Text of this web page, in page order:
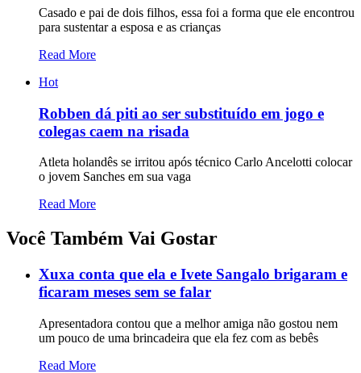
Casado e pai de dois filhos, essa foi a forma que ele encontrou
para sustentar a esposa e as crianças
Read More
Hot
Robben dá piti ao ser substituído em jogo e
colegas caem na risada
Atleta holandês se irritou após técnico Carlo Ancelotti colocar
o jovem Sanches em sua vaga
Read More
Você Também Vai Gostar
Xuxa conta que ela e Ivete Sangalo brigaram e
ficaram meses sem se falar
Apresentadora contou que a melhor amiga não gostou nem
um pouco de uma brincadeira que ela fez com as bebês
Read More